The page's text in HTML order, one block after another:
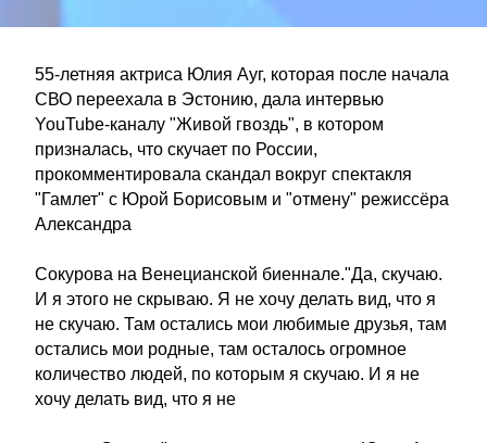
55-летняя актриса Юлия Ауг, которая после начала
СВО переехала в Эстонию, дала интервью
YouTube-каналу "Живой гвоздь", в котором
призналась, что скучает по России,
прокомментировала скандал вокруг спектакля
"Гамлет" с Юрой Борисовым и "отмену" режиссёра
Александра
Сокурова на Венецианской биеннале."Да, скучаю.
И я этого не скрываю. Я не хочу делать вид, что я
не скучаю. Там остались мои любимые друзья, там
остались мои родные, там осталось огромное
количество людей, по которым я скучаю. И я не
хочу делать вид, что я не